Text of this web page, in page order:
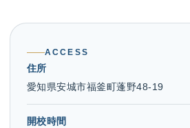
ACCESS
住所
愛知県安城市福釜町蓬野48-19
開校時間